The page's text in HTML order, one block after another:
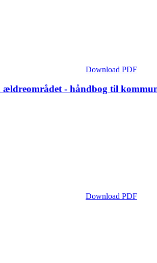
Download PDF
ældreområdet - håndbog til
Download PDF